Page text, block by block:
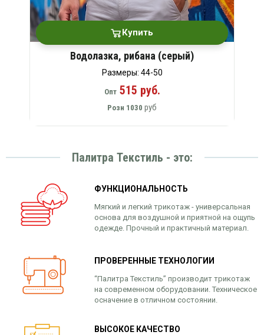
Купить
Водолазка, рибана (серый)
Размеры: 44-50
Опт515 руб.
Розн 1030 руб
Палитра Текстиль - это:
ФУНКЦИОНАЛЬНОСТЬ
Мягкий и легкий трикотаж - универсальная
основа для воздушной и приятной на ощупь
одежде. Прочный и практичный материал.
ПРОВЕРЕННЫЕ ТЕХНОЛОГИИ
“Палитра Текстиль” производит трикотаж
на современном оборудовании. Техническое
осначение в отличном состоянии.
ВЫСОКОЕ КАЧЕСТВО